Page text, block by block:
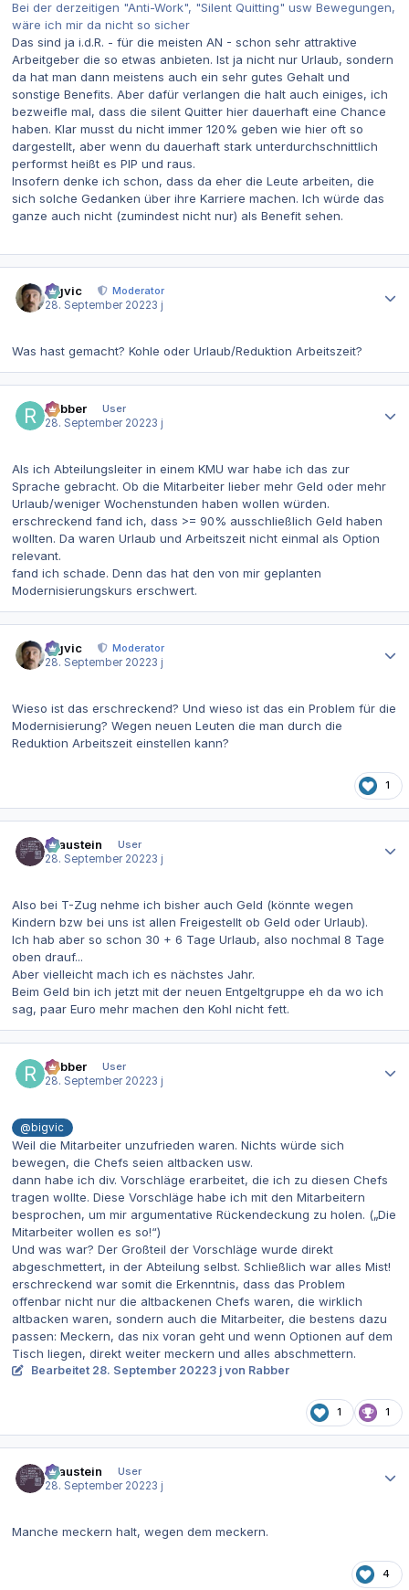
Bei der derzeitigen "Anti-Work", "Silent Quitting" usw Bewegungen,
wäre ich mir da nicht so sicher
Das sind ja i.d.R. - für die meisten AN - schon sehr attraktive
Arbeitgeber die so etwas anbieten. Ist ja nicht nur Urlaub, sondern
da hat man dann meistens auch ein sehr gutes Gehalt und
sonstige Benefits. Aber dafür verlangen die halt auch einiges, ich
bezweifle mal, dass die silent Quitter hier dauerhaft eine Chance
haben. Klar musst du nicht immer 120% geben wie hier oft so
dargestellt, aber wenn du dauerhaft stark unterdurchschnittlich
performst heißt es PIP und raus.
Insofern denke ich schon, dass da eher die Leute arbeiten, die
sich solche Gedanken über ihre Karriere machen. Ich würde das
ganze auch nicht (zumindest nicht nur) als Benefit sehen.
bigvic
Moderator
28. September 20223 j
Was hast gemacht? Kohle oder Urlaub/Reduktion Arbeitszeit?
Rabber
User
28. September 20223 j
Als ich Abteilungsleiter in einem KMU war habe ich das zur
Sprache gebracht. Ob die Mitarbeiter lieber mehr Geld oder mehr
Urlaub/weniger Wochenstunden haben wollen würden.
erschreckend fand ich, dass >= 90% ausschließlich Geld haben
wollten. Da waren Urlaub und Arbeitszeit nicht einmal als Option
relevant.
fand ich schade. Denn das hat den von mir geplanten
Modernisierungskurs erschwert.
bigvic
Moderator
28. September 20223 j
Wieso ist das erschreckend? Und wieso ist das ein Problem für die
Modernisierung? Wegen neuen Leuten die man durch die
Reduktion Arbeitszeit einstellen kann?
1
Graustein
User
28. September 20223 j
Also bei T-Zug nehme ich bisher auch Geld (könnte wegen
Kindern bzw bei uns ist allen Freigestellt ob Geld oder Urlaub).
Ich hab aber so schon 30 + 6 Tage Urlaub, also nochmal 8 Tage
oben drauf...
Aber vielleicht mach ich es nächstes Jahr.
Beim Geld bin ich jetzt mit der neuen Entgeltgruppe eh da wo ich
sag, paar Euro mehr machen den Kohl nicht fett.
Rabber
User
28. September 20223 j
@bigvic
Weil die Mitarbeiter unzufrieden waren. Nichts würde sich
bewegen, die Chefs seien altbacken usw.
dann habe ich div. Vorschläge erarbeitet, die ich zu diesen Chefs
tragen wollte. Diese Vorschläge habe ich mit den Mitarbeitern
besprochen, um mir argumentative Rückendeckung zu holen. („Die
Mitarbeiter wollen es so!“)
Und was war? Der Großteil der Vorschläge wurde direkt
abgeschmettert, in der Abteilung selbst. Schließlich war alles Mist!
erschreckend war somit die Erkenntnis, dass das Problem
offenbar nicht nur die altbackenen Chefs waren, die wirklich
altbacken waren, sondern auch die Mitarbeiter, die bestens dazu
passen: Meckern, das nix voran geht und wenn Optionen auf dem
Tisch liegen, direkt weiter meckern und alles abschmettern.
Bearbeitet 28. September 20223 j von Rabber
1 1
Graustein
User
28. September 20223 j
Manche meckern halt, wegen dem meckern.
4